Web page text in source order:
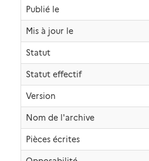
Publié le
Mis à jour le
Statut
Statut effectif
Version
Nom de l'archive
Pièces écrites